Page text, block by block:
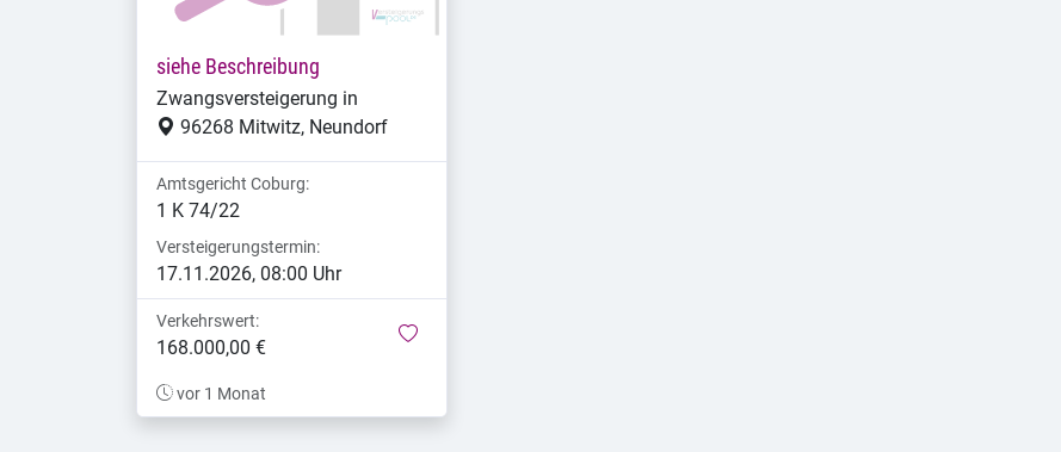
siehe Beschreibung
Zwangsversteigerung in
96268 Mitwitz, Neundorf
Amtsgericht Coburg:
1 K 74/22
Versteigerungstermin:
17.11.2026, 08:00 Uhr
Verkehrswert:
168.000,00 €
merken
vor 1 Monat